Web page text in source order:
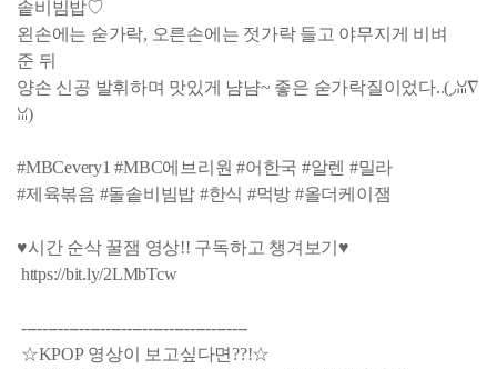
솥비빔밥♡
왼손에는 숟가락, 오른손에는 젓가락 들고 야무지게 비벼
준 뒤
양손 신공 발휘하며 맛있게 냠냠~ 좋은 숟가락질이었다..(◞ꈍ∇
ꈍ)
#MBCevery1 #MBC에브리원 #어한국 #알렌 #밀라
#제육볶음 #돌솥비빔밥 #한식 #먹방 #올더케이잼
♥시간 순삭 꿀잼 영상!! 구독하고 챙겨보기♥
https://bit.ly/2LMbTcw
-------------------------------------------
☆KPOP 영상이 보고싶다면??!☆